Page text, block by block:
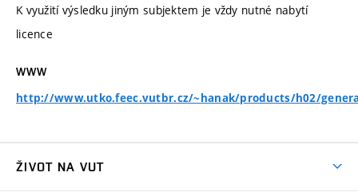
K využití výsledku jiným subjektem je vždy nutné nabytí
licence
WWW
http://www.utko.feec.vutbr.cz/~hanak/products/h02/
ŽIVOT NA VUT